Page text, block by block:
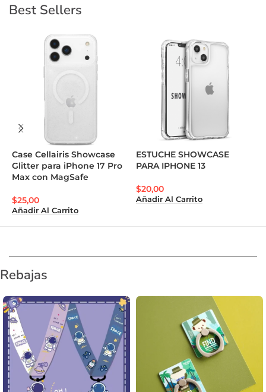
Best Sellers
Case Cellairis Showcase
Glitter para iPhone 17 Pro
Max con MagSafe
$25,00
Añadir Al Carrito
ESTUCHE SHOWCASE
PARA IPHONE 13
$20,00
Añadir Al Carrito
Rebajas